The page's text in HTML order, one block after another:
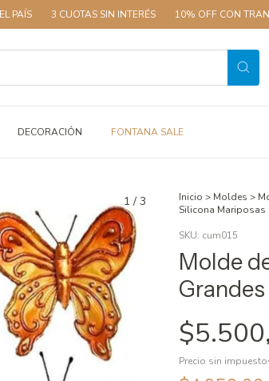
3 CUOTAS SIN INTERÉS 10% OFF CON
DECORACIÓN FONTANA SALE
1 / 3 Inicio > Moldes >
Silicona Mariposas
SKU: cum015
Molde
Grandes
Precio sin